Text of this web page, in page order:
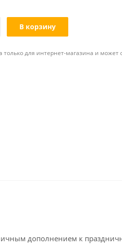
В корзину
только для интернет-магазина и может
дополнением к